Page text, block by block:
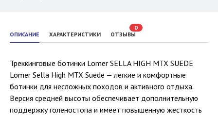
ОПИСАНИЕ ХАРАКТЕРИСТИКИ ОТЗЫВЫ
0
Треккинговые ботинки Lomer SELLA HIGH MTX SUEDE
Lomer Sella High MTX Suede — легкие и комфортные
ботинки для несложных походов и активного отдыха.
Версия средней высоты обеспечивает дополнительную
поддержку голеностопа и имеет повышенную жесткость